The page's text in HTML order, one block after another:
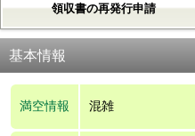
領収書の再発行申請
基本情報
満空情報 混雑